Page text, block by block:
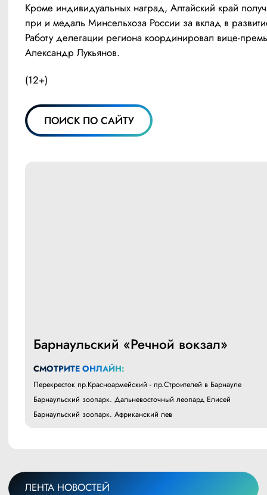
Кроме индивидуальных наград, Алтайский край
при и медаль Минсельхоза России за вклад в
Работу делегации региона координировал вице-
Александр Лукьянов.
(12+)
ПОИСК ПО САЙТУ
Барнаульский «Речной вокзал»
СМОТРИТЕ ОНЛАЙН:
Перекресток пр.Красноармейский - пр.Строителей в Барнауле
Барнаульский зоопарк. Дальневосточный леопард Елисей
Барнаульский зоопарк. Африканский лев
ЛЕНТА НОВОСТЕЙ